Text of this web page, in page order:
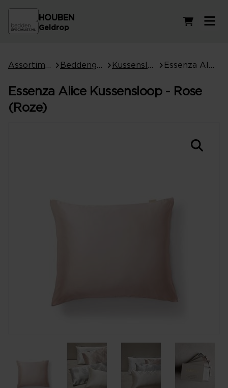
HOUBEN
Geldrop
Essenza Alice Kussensloop - Rose
(Roze)